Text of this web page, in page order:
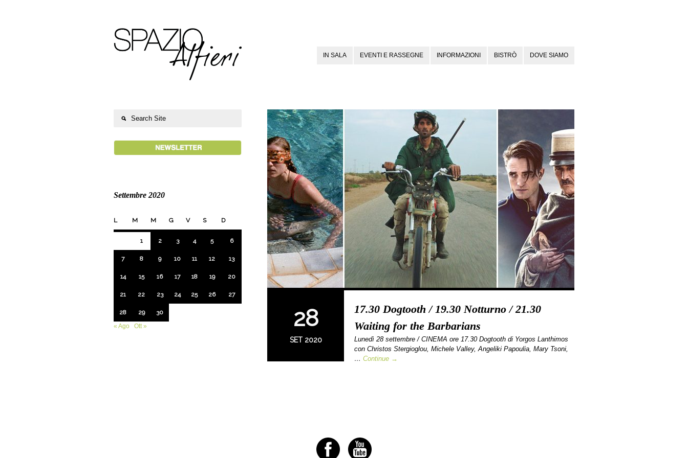
IN SALA EVENTI E RASSEGNE INFORMAZIONI BISTRÒ DOVE SIAMO
28
SET 2020
17.30 Dogtooth / 19.30 Notturno / 21.30
Waiting for the Barbarians
Lunedì 28 settembre / CINEMA ore 17.30 Dogtooth di Yorgos Lanthimos
con Christos Stergioglou, Michele Valley, Angeliki Papoulia, Mary Tsoni,
… Continue →
Settembre 2020
L M M G V S D
1 2 3 4 5 6
7 8 9 10 11 12 13
14 15 16 17 18 19 20
21 22 23 24 25 26 27
28 29
30
« Ago
Ott »